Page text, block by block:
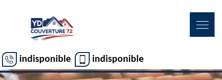
indisponible indisponible